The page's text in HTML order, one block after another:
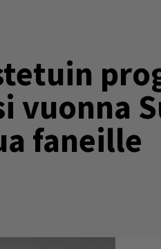
vuonna
faneille